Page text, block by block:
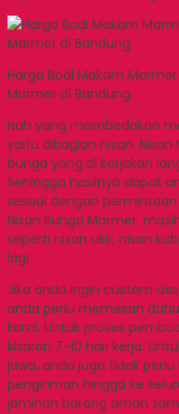
Harga Bodi Makam
Marmer di Bandung
Nah yang membedakan
yaitu dibagian nisan.
bunga yang di kerjakan
Sehingga hasilnya dapat
sesuai dengan
Nisan Bunga Marmer,
seperti nisan ukir, nisan
lagi.
Jika anda ingin custom
anda perlu memesan
kami. Untuk proses
kisaran 7-10 hari kerja.
jawa, anda juga tidak
pengiriman hingga ke
jaminan barang aman